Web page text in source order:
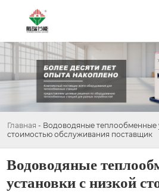
Главная - Водоводяные теплообменные
стоимостью обслуживания поставщик
Водоводяные
установки с низкой